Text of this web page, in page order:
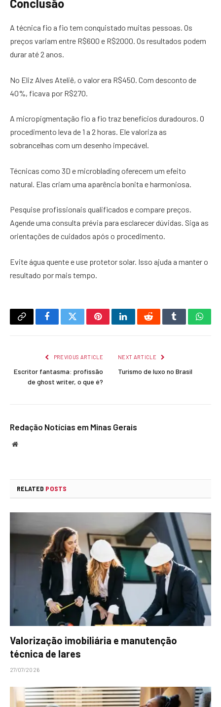
Conclusão
A técnica fio a fio tem conquistado muitas pessoas. Os
preços variam entre R$600 e R$2000. Os resultados podem
durar até 2 anos.
No Eliz Alves Ateliê, o valor era R$450. Com desconto de
40%, ficava por R$270.
A micropigmentação fio a fio traz benefícios duradouros. O
procedimento leva de 1 a 2 horas. Ele valoriza as
sobrancelhas com um desenho impecável.
Técnicas como 3D e microblading oferecem um efeito
natural. Elas criam uma aparência bonita e harmoniosa.
Pesquise profissionais qualificados e compare preços.
Agende uma consulta prévia para esclarecer dúvidas. Siga as
orientações de cuidados após o procedimento.
Evite água quente e use protetor solar. Isso ajuda a manter o
resultado por mais tempo.
Copy
FacebookTwitterPinterestLinkedInRedditTumblr
PREVIOUS ARTICLE
Escritor fantasma: profissão
de ghost writer, o que é?
NEXT ARTICLE
Turismo de luxo no Brasil
Redação Notícias em Minas Gerais
Website
RELATED POSTS
Valorização imobiliária e manutenção
técnica de lares
27/07/2026